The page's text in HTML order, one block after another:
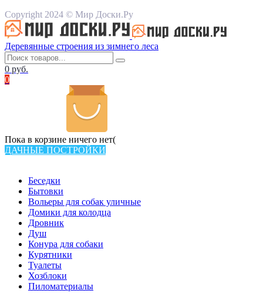
Copyright 2024 © Мир Доски.Ру
Деревянные строения из зимнего леса
0 руб.
0
Пока в корзине ничего нет(
ДАЧНЫЕ ПОСТРОЙКИ
Беседки
Бытовки
Вольеры для собак уличные
Домики для колодца
Дровник
Душ
Конура для собаки
Курятники
Туалеты
Хозблоки
Пиломатериалы